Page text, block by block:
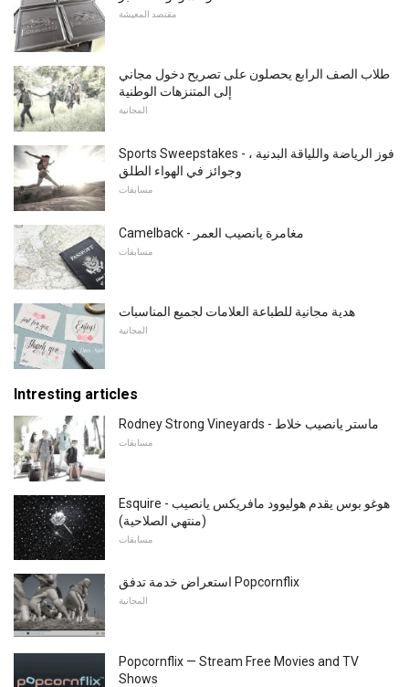
مقتصد المعيشة
طلاب الصف الرابع يحصلون على تصريح دخول مجاني
إلى المتنزهات الوطنية
المجانية
Sports Sweepstakes - فوز الرياضة واللياقة البدنية ،
وجوائز في الهواء الطلق
مسابقات
Camelback - مغامرة يانصيب العمر
مسابقات
هدية مجانية للطباعة العلامات لجميع المناسبات
المجانية
Intresting articles
Rodney Strong Vineyards - ماستر يانصيب خلاط
مسابقات
Esquire - هوغو بوس يقدم هوليوود مافريكس يانصيب
(منتهي الصلاحية)
مسابقات
استعراض خدمة تدفق Popcornflix
المجانية
Popcornflix — Stream Free Movies and TV
Shows